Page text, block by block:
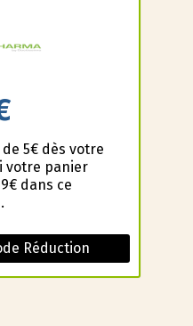
5€ dès votre
votre panier
dans ce
Réduction